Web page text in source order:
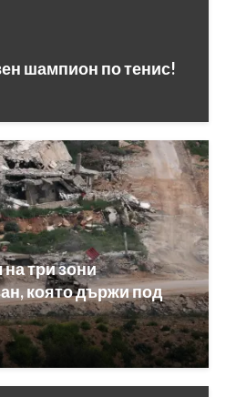
шампион по тенис!
три зони
която държи под